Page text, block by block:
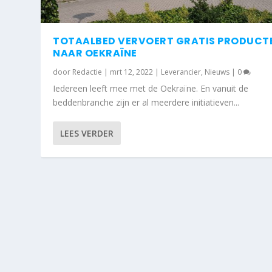
TOTAALBED VERVOERT GRATIS
NAAR OEKRAÏNE
door Redactie | mrt 12, 2022 | Leverancier, Nieuws | 0
Iedereen leeft mee met de Oekraïne. En vanuit de
beddenbranche zijn er al meerdere initiatieven...
LEES VERDER